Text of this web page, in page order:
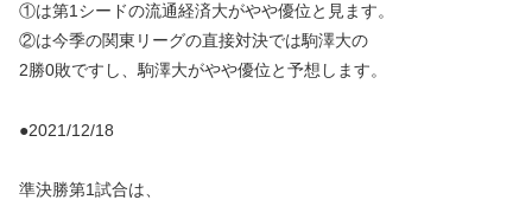
①は第1シードの流通経済大がやや優位と見ます。
②は今季の関東リーグの直接対決では駒澤大の
2勝0敗ですし、駒澤大がやや優位と予想します。
●2021/12/18
準決勝第1試合は、